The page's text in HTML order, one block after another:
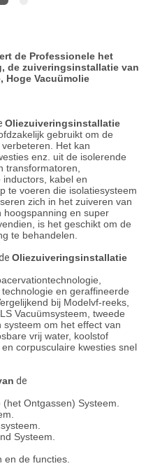
de Professionele het
de zuiveringsinstallatie van
Hoge Vacuümolie
Oliezuiveringsinstallatie
gebruikt om de
Het kan
enz. uit de isolerende
transformatoren,
kabel en
te voeren die isolatiesysteem
zich in het zuiveren van
hoogspanning en super
is het geschikt om de
te behandelen.
Oliezuiveringsinstallatie
en geraffineerde
bij Modelvf-reeks,
Vacuümsysteem, tweede
om het effect van
vrij water, koolstof
corpusculaire kwesties snel
de
Ontgassen) Systeem.
Systeem.
en de functies.